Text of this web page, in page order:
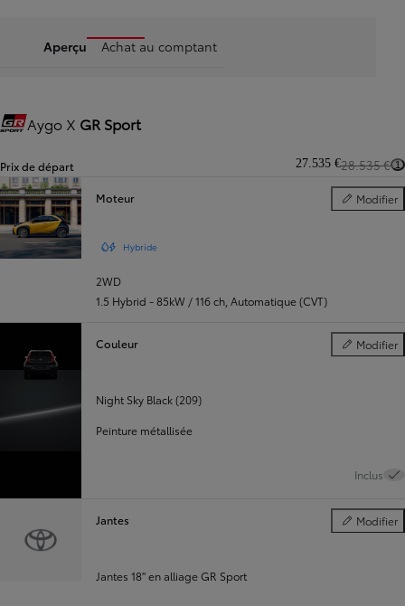
Aperçu Achat au comptant
Gazoo Racing
Aygo X GR Sport
Prix de départ 27.535 €28.535 € 1
Moteur Modifier
Moteur
Hybride
2WD
1.5 Hybrid - 85kW / 116 ch, Automatique (CVT)
Couleur Modifier
Couleur
Night Sky Black (209)
Peinture métallisée
Inclus
Jantes Modifier
Jantes
Jantes 18" en alliage GR Sport